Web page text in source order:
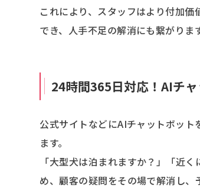
これにより、スタッフはより付加
でき、人手不足の解消にも繋がります
24時間365日対応！AIチ
公式サイトなどにAIチャットボッ
ます。
「大型犬は泊まれますか？」「近
め、顧客の疑問をその場で解消し、